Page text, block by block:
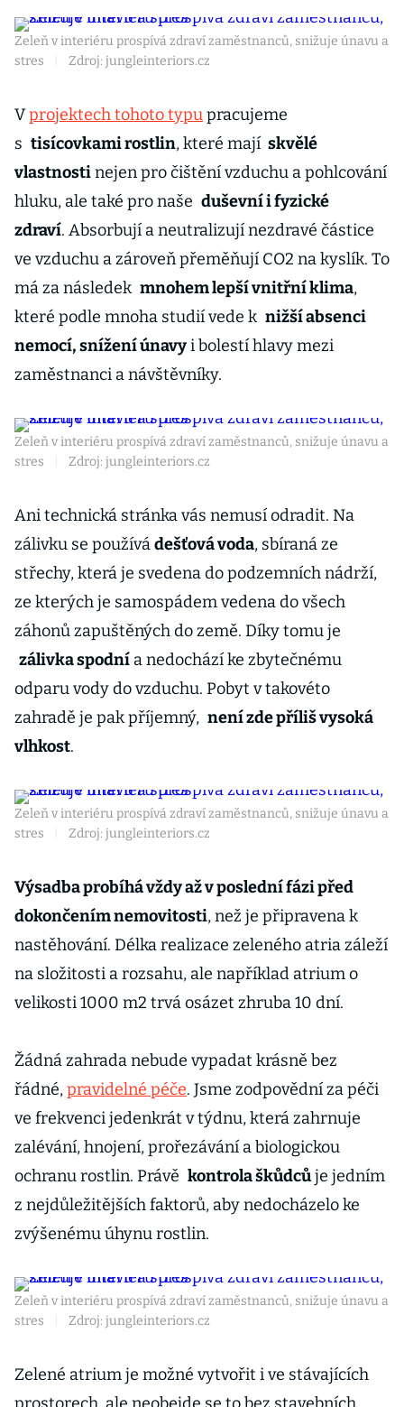
Zeleň v interiéru prospívá zdraví zaměstnanců, snižuje únavu a
stres
Zdroj: jungleinteriors.cz
Vprojektech tohoto typupracujeme
s tisícovkami rostlin, které mají skvělé
vlastnostinejen pro čištění vzduchu a pohlcování
hluku, ale také pro naše duševní i fyzické
zdraví. Absorbují a neutralizují nezdravé částice
ve vzduchu a zároveň přeměňují CO2 na kyslík. To
má za následek mnohem lepší vnitřní klima,
které podle mnoha studií vede k nižší absenci
nemocí, snížení únavyi bolestí hlavy mezi
zaměstnanci a návštěvníky.
Zeleň v interiéru prospívá zdraví zaměstnanců, snižuje únavu a
stres
Zdroj: jungleinteriors.cz
Ani technická stránka vás nemusí odradit. Na
zálivku se používádešťová voda, sbíraná ze
střechy, která je svedena do podzemních nádrží,
ze kterých je samospádem vedena do všech
záhonů zapuštěných do země. Díky tomu je
zálivka spodnía nedochází ke zbytečnému
odparu vody do vzduchu. Pobyt v takovéto
zahradě je pak příjemný, není zde příliš vysoká
vlhkost.
Zeleň v interiéru prospívá zdraví zaměstnanců, snižuje únavu a
stres
Zdroj: jungleinteriors.cz
Výsadba probíhá vždy až v poslední fázi před
dokončením nemovitosti, než je připravena k
nastěhování. Délka realizace zeleného atria záleží
na složitosti a rozsahu, ale například atrium o
velikosti 1000 m2 trvá osázet zhruba 10 dní.
Žádná zahrada nebude vypadat krásně bez
řádné,pravidelné péče. Jsme zodpovědní za péči
ve frekvenci jedenkrát v týdnu, která zahrnuje
zalévání, hnojení, prořezávání a biologickou
ochranu rostlin. Právě kontrola škůdcůje jedním
z nejdůležitějších faktorů, aby nedocházelo ke
zvýšenému úhynu rostlin.
Zeleň v interiéru prospívá zdraví zaměstnanců, snižuje únavu a
stres
Zdroj: jungleinteriors.cz
Zelené atrium je možné vytvořit i ve stávajících